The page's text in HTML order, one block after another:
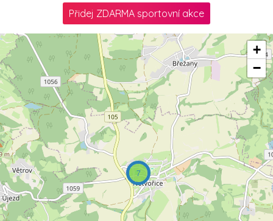
Přidej ZDARMA sportovní akce
7
+
−